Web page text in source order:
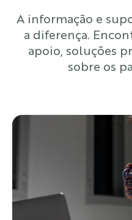
A informação e
a diferença.
apoio, soluções
sobre os